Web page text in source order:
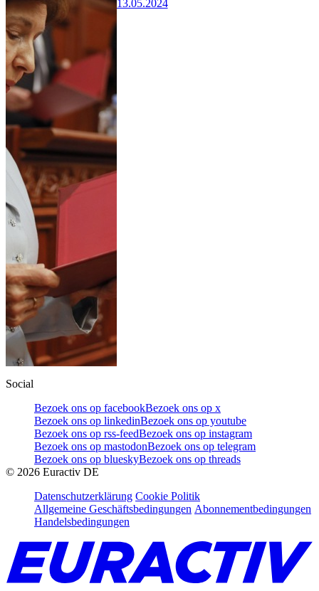
13.05.2024
Social
Bezoek ons op facebookBezoek ons op x
Bezoek ons op linkedinBezoek ons op youtube
Bezoek ons op rss-feedBezoek ons op instagram
Bezoek ons op mastodonBezoek ons op telegram
Bezoek ons op blueskyBezoek ons op threads
© 2026 Euractiv DE
Datenschutzerklärung Cookie Politik
Allgemeine Geschäftsbedingungen Abonnementbedingungen
Handelsbedingungen